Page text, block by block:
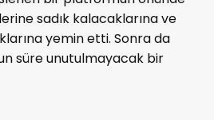
sadık kalacaklarına ve
yemin etti. Sonra da
süre unutulmayacak bir